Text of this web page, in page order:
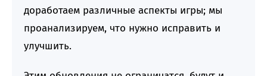
доработаем различные аспекты игры; мы
проанализируем, что нужно исправить и
улучшить.